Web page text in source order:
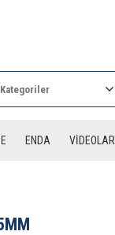
ENDA VİDEOLAR